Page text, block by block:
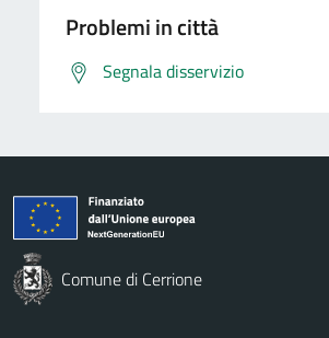
Problemi in città
Segnala disservizio
Comune di Cerrione